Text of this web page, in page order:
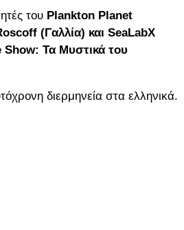
του Plankton Planet
(Γαλλία) και SeaLabX
Show: Τα Μυστικά του
διερμηνεία στα ελληνικά.